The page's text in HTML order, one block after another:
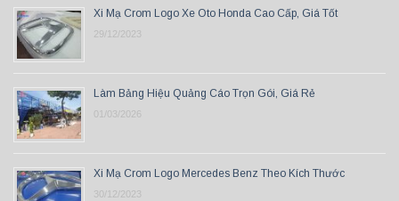
Xi Mạ Crom Logo Xe Oto Honda Cao Cấp, Giá Tốt
29/12/2023
Làm Bảng Hiệu Quảng Cáo Trọn Gói, Giá Rẻ
01/03/2026
Xi Mạ Crom Logo Mercedes Benz Theo Kích Thước
30/12/2023